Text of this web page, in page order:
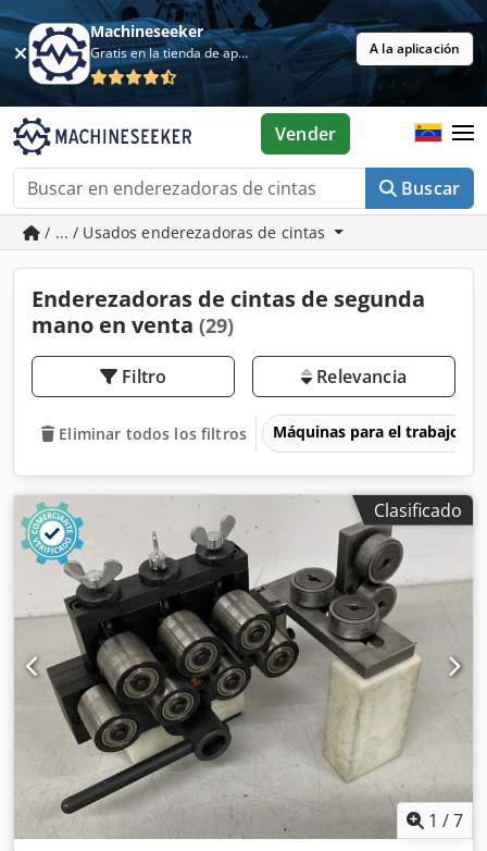
Machineseeker
Gratis en la tienda de aplicaciones A la aplicación
Buscar
Vender
/ ... / Usados enderezadoras de cintas
Enderezadoras de cintas de segunda
mano en venta (29)
Filtro Relevancia
Eliminar todos los filtros Máquinas para el trabajo
Clasificado
1 /7